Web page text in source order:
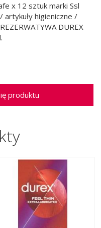
x 12 sztuk marki Ssl
higieniczne /
DUREX
produktu